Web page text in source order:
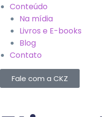
Conteúdo
Na mídia
Livros e E-books
Blog
Contato
Fale com a CKZ